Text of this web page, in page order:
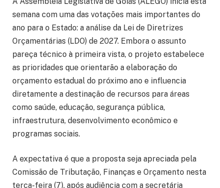
semana com uma das votações mais importantes do
ano para o Estado: a análise da Lei de Diretrizes
Orçamentárias (LDO) de 2027. Embora o assunto
pareça técnico à primeira vista, o projeto estabelece
as prioridades que orientarão a elaboração do
orçamento estadual do próximo ano e influencia
diretamente a destinação de recursos para áreas
como saúde, educação, segurança pública,
infraestrutura, desenvolvimento econômico e
programas sociais.
A expectativa é que a proposta seja apreciada pela
Comissão de Tributação, Finanças e Orçamento nesta
terça-feira (7), após audiência com a secretária